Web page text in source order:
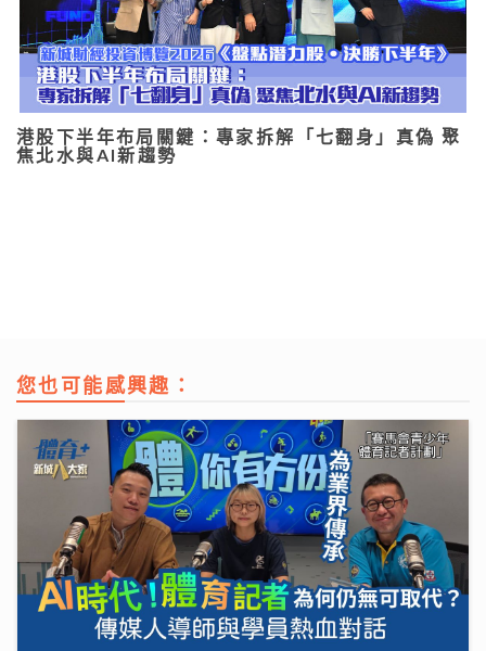
港股下半年布局關鍵：專家拆解「七翻身」真偽 聚
焦北水與AI新趨勢
您也可能感興趣：